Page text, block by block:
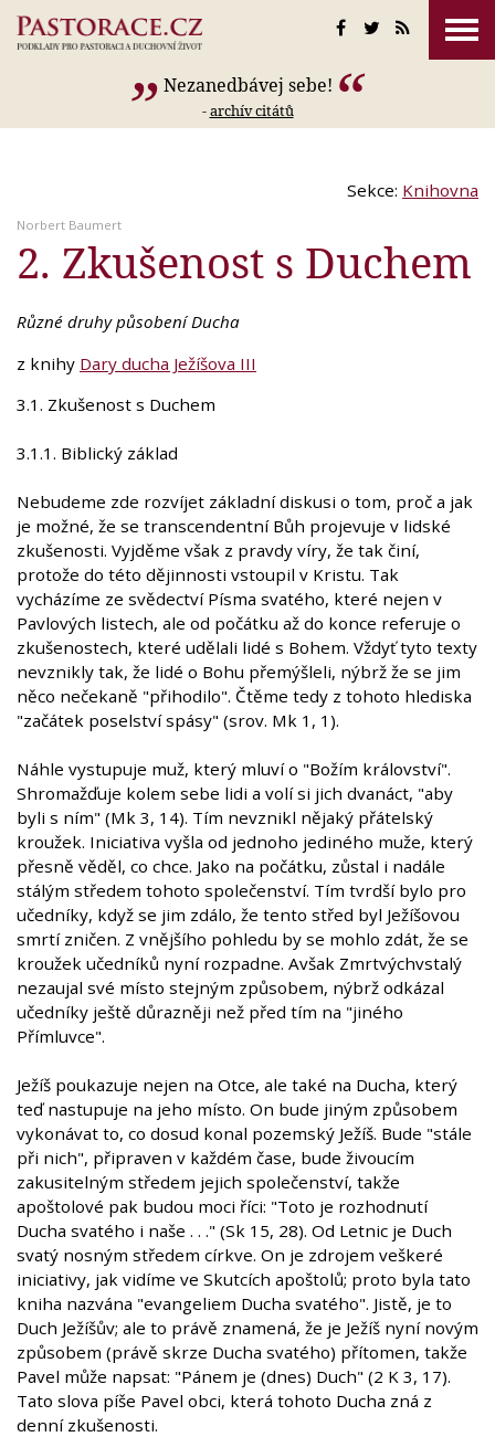
Nezanedbávej sebe!
-archív citátů
Sekce: Knihovna
Norbert Baumert
2. Zkušenost s Duchem
Různé druhy působení Ducha
z knihy Dary ducha Ježíšova III
3.1. Zkušenost s Duchem
3.1.1. Biblický základ
Nebudeme zde rozvíjet základní diskusi o tom, proč a jak
je možné, že se transcendentní Bůh projevuje v lidské
zkušenosti. Vyjděme však z pravdy víry, že tak činí,
protože do této dějinnosti vstoupil v Kristu. Tak
vycházíme ze svědectví Písma svatého, které nejen v
Pavlových listech, ale od počátku až do konce referuje o
zkušenostech, které udělali lidé s Bohem. Vždyť tyto texty
nevznikly tak, že lidé o Bohu přemýšleli, nýbrž že se jim
něco nečekaně "přihodilo". Čtěme tedy z tohoto hlediska
"začátek poselství spásy" (srov. Mk 1, 1).
Náhle vystupuje muž, který mluví o "Božím království".
Shromažďuje kolem sebe lidi a volí si jich dvanáct, "aby
byli s ním" (Mk 3, 14). Tím nevznikl nějaký přátelský
kroužek. Iniciativa vyšla od jednoho jediného muže, který
přesně věděl, co chce. Jako na počátku, zůstal i nadále
stálým středem tohoto společenství. Tím tvrdší bylo pro
učedníky, když se jim zdálo, že tento střed byl Ježíšovou
smrtí zničen. Z vnějšího pohledu by se mohlo zdát, že se
kroužek učedníků nyní rozpadne. Avšak Zmrtvýchvstalý
nezaujal své místo stejným způsobem, nýbrž odkázal
učedníky ještě důrazněji než před tím na "jiného
Přímluvce".
Ježíš poukazuje nejen na Otce, ale také na Ducha, který
teď nastupuje na jeho místo. On bude jiným způsobem
vykonávat to, co dosud konal pozemský Ježíš. Bude "stále
při nich", připraven v každém čase, bude živoucím
zakusitelným středem jejich společenství, takže
apoštolové pak budou moci říci: "Toto je rozhodnutí
Ducha svatého i naše . . ." (Sk 15, 28). Od Letnic je Duch
svatý nosným středem církve. On je zdrojem veškeré
iniciativy, jak vidíme ve Skutcích apoštolů; proto byla tato
kniha nazvána "evangeliem Ducha svatého". Jistě, je to
Duch Ježíšův; ale to právě znamená, že je Ježíš nyní novým
způsobem (právě skrze Ducha svatého) přítomen, takže
Pavel může napsat: "Pánem je (dnes) Duch" (2 K 3, 17).
Tato slova píše Pavel obci, která tohoto Ducha zná z
denní zkušenosti.